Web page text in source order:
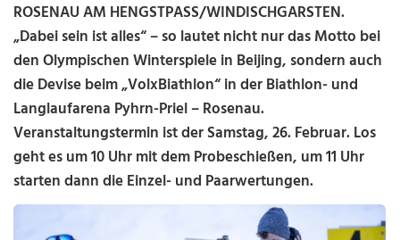
ROSENAU AM HENGSTPASS/WINDISCHGARSTEN.
„Dabei sein ist alles“ – so lautet nicht nur das Motto bei
den Olympischen Winterspiele in Beijing, sondern auch
die Devise beim „VolxBiathlon“ in der Biathlon- und
Langlaufarena Pyhrn-Priel – Rosenau.
Veranstaltungstermin ist der Samstag, 26. Februar. Los
geht es um 10 Uhr mit dem Probeschießen, um 11 Uhr
starten dann die Einzel- und Paarwertungen.